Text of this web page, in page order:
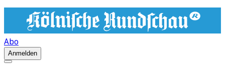
Abo
Anmelden